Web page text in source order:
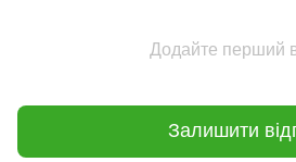
Додайте перший
Залишити